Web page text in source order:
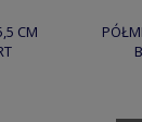
CM